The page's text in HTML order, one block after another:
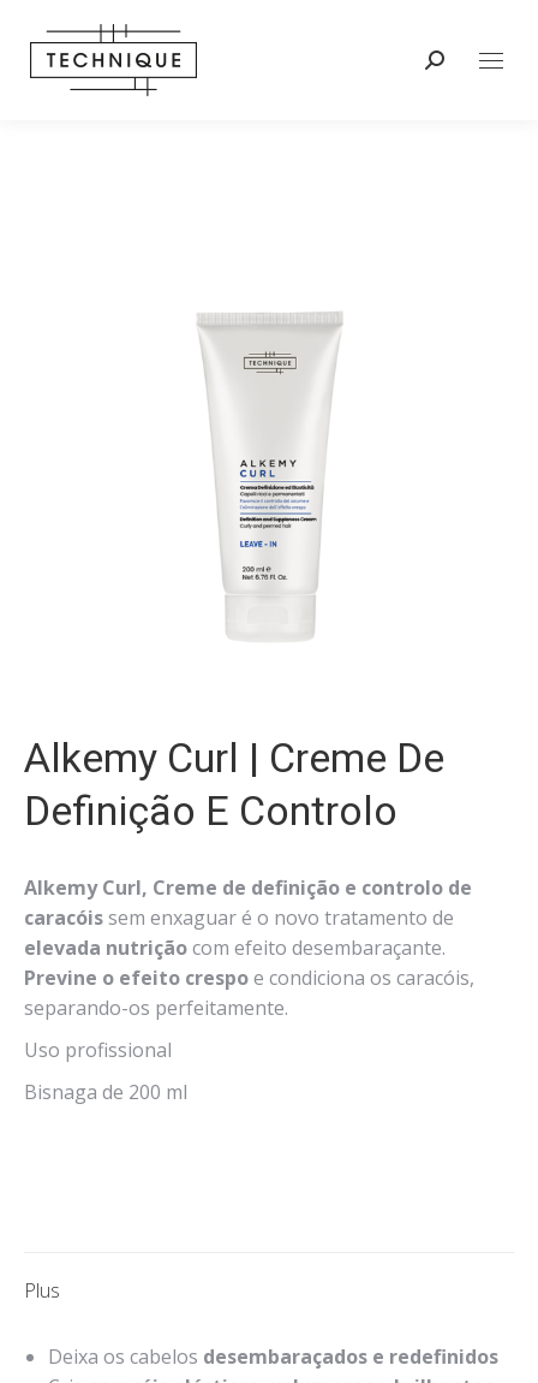
Search:
Alkemy Curl | Creme De
Definição E Controlo
Alkemy Curl, Creme de definição e controlo de
caracóissem enxaguar é o novo tratamento de
elevada nutriçãocom efeito desembaraçante.
Previne o efeito crespoe condiciona os caracóis,
separando-os perfeitamente.
Uso profissional
Bisnaga de 200 ml
Plus
Deixa os cabelos desembaraçados e redefinidos